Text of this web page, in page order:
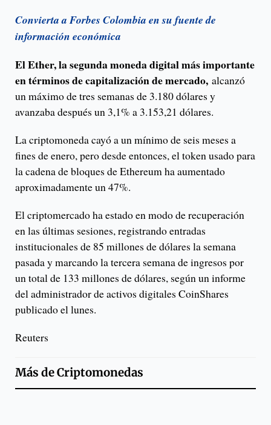
Convierta a Forbes Colombia en su fuente de
información económica
El Ether, la segunda moneda digital más importante
en términos de capitalización de mercado, alcanzó
un máximo de tres semanas de 3.180 dólares y
avanzaba después un 3,1% a 3.153,21 dólares.
La criptomoneda cayó a un mínimo de seis meses a
fines de enero, pero desde entonces, el token usado para
la cadena de bloques de Ethereum ha aumentado
aproximadamente un 47%.
El criptomercado ha estado en modo de recuperación
en las últimas sesiones, registrando entradas
institucionales de 85 millones de dólares la semana
pasada y marcando la tercera semana de ingresos por
un total de 133 millones de dólares, según un informe
del administrador de activos digitales CoinShares
publicado el lunes.
Reuters
Más deCriptomonedas